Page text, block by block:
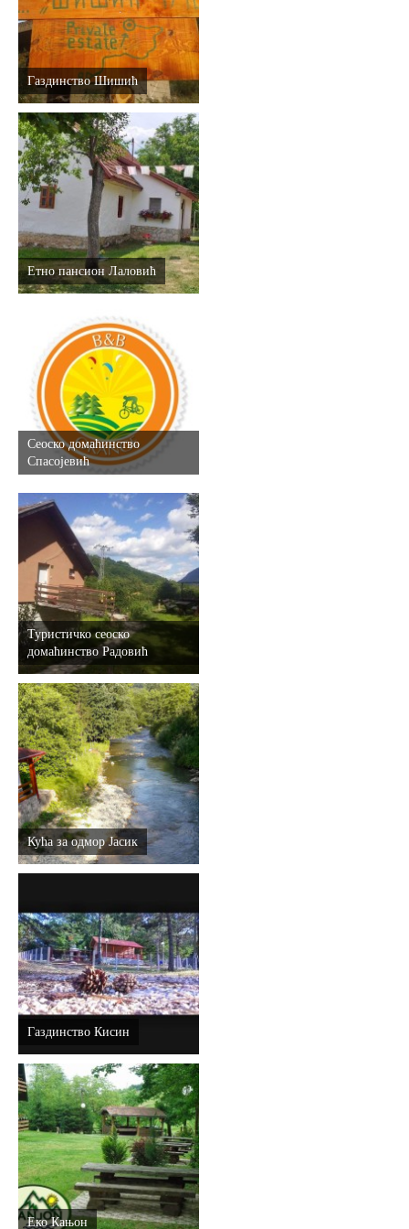
E-Brochure
Откриј Српску
Газдинство Шишић
Етно пансион Лаловић
Сеоско домаћинство
Спасојевић
Туристичко сеоско
домаћинство Радовић
Кућа за одмор Јасик
Газдинство Кисин
Еко Кањон